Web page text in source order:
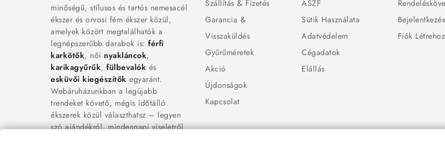
minőségű, stílusos és tartós nemesacél
ékszer és orvosi fém ékszer közül,
amelyek között megtalálhatók a
legnépszerűbb darabok is: férfi
karkötők, női nyakláncok,
karikagyűrűk, fülbevalók és
esküvői kiegészítők egyaránt.
Webáruházunkban a legújabb
trendeket követő, mégis időtálló
ékszerek közül választhatsz – legyen
szó ajándékról, mindennapi viseletről
Szállítás & Fizetés
Garancia &
Visszaküldés
Gyűrűméretek
Akció
Újdonságok
Kapcsolat
ÁSZF
Sütik Használata
Adatvédelem
Cégadatok
Elállás
Bejelentkezés
Fiók